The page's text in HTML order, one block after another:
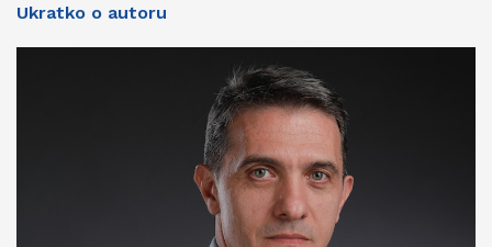
Ukratko o autoru